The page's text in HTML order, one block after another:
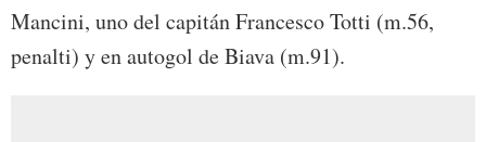
Mancini, uno del capitán Francesco Totti (m.56,
penalti) y en autogol de Biava (m.91).